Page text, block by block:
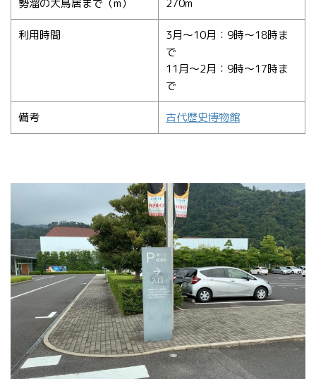
勢溜の大鳥居まで（m） 270m
利用時間
3月～10月：9時～18時ま
で
11月～2月：9時～17時ま
で
備考 古代歴史博物館